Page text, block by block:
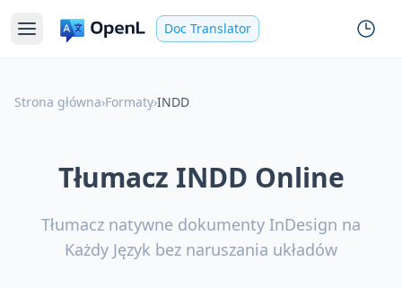
Doc Translator
Strona główna›Formaty›INDD
Tłumacz INDD Online
Tłumacz natywne dokumenty InDesign na
Każdy Język bez naruszania układów